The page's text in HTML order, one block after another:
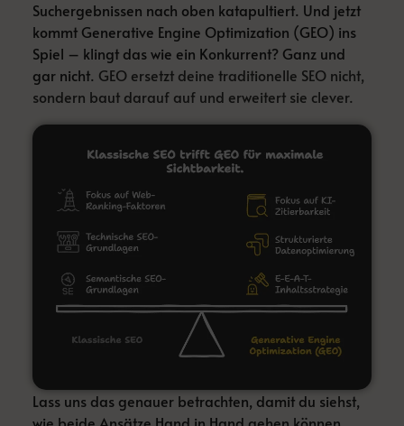
Suchergebnissen nach oben katapultiert. Und jetzt
kommt Generative Engine Optimization (GEO) ins
Spiel – klingt das wie ein Konkurrent? Ganz und
gar nicht. GEO ersetzt deine traditionelle SEO nicht,
sondern baut darauf auf und erweitert sie clever.
Lass uns das genauer betrachten, damit du siehst,